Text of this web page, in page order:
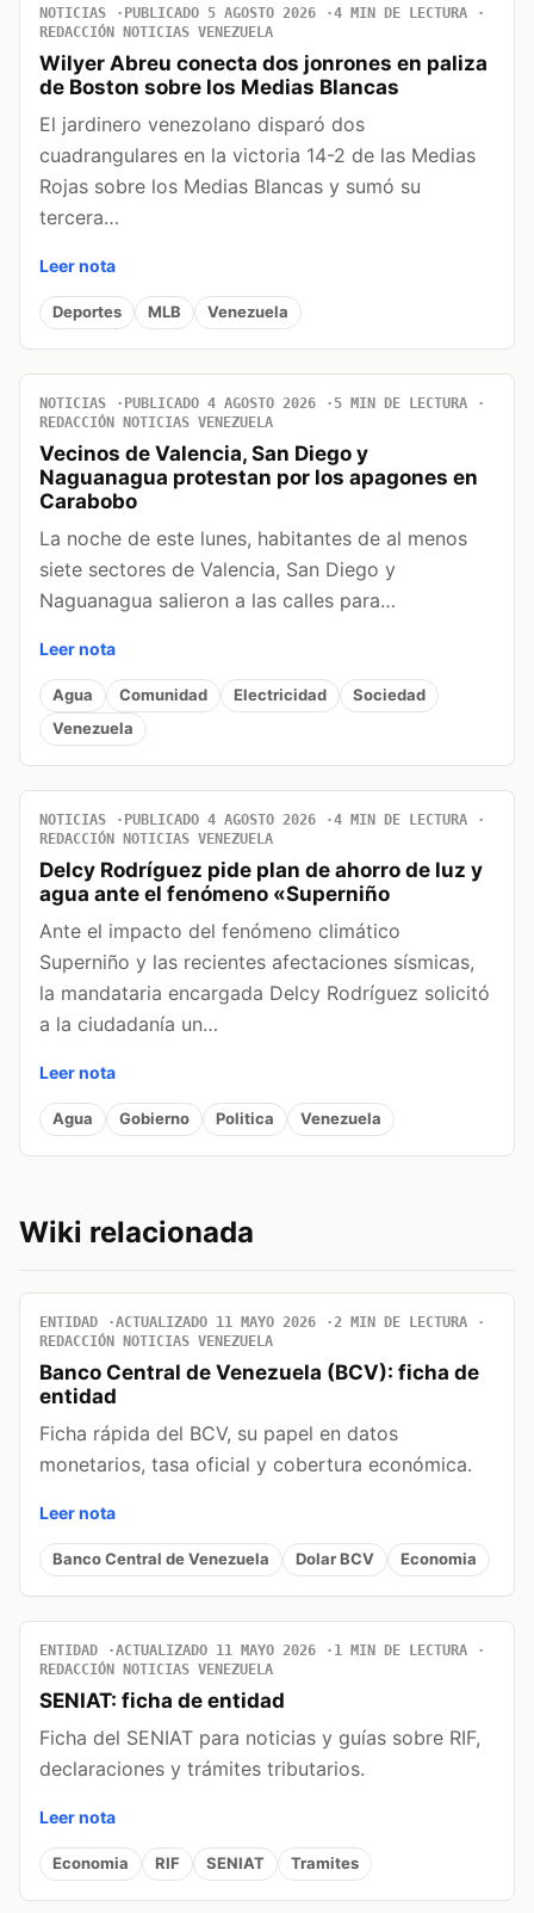
NOTICIAS PUBLICADO 5 AGOSTO 2026
4 MIN DE LECTURA
REDACCIÓN NOTICIAS VENEZUELA
Wilyer Abreu conecta dos jonrones en paliza
de Boston sobre los Medias Blancas
El jardinero venezolano disparó dos
cuadrangulares en la victoria 14-2 de las Medias
Rojas sobre los Medias Blancas y sumó su
tercera…
Leer nota
Deportes MLB Venezuela
NOTICIAS PUBLICADO 4 AGOSTO 2026
5 MIN DE LECTURA
REDACCIÓN NOTICIAS VENEZUELA
Vecinos de Valencia, San Diego y
Naguanagua protestan por los apagones en
Carabobo
La noche de este lunes, habitantes de al menos
siete sectores de Valencia, San Diego y
Naguanagua salieron a las calles para…
Leer nota
Agua Comunidad Electricidad
Sociedad
Venezuela
NOTICIAS PUBLICADO 4 AGOSTO 2026
4 MIN DE LECTURA
REDACCIÓN NOTICIAS VENEZUELA
Delcy Rodríguez pide plan de ahorro de luz y
agua ante el fenómeno «Superniño
Ante el impacto del fenómeno climático
Superniño y las recientes afectaciones sísmicas,
la mandataria encargada Delcy Rodríguez solicitó
a la ciudadanía un…
Leer nota
Agua Gobierno Politica Venezuela
Wiki relacionada
ENTIDAD ACTUALIZADO 11 MAYO 2026
2 MIN DE LECTURA
REDACCIÓN NOTICIAS VENEZUELA
Banco Central de Venezuela (BCV): ficha de
entidad
Ficha rápida del BCV, su papel en datos
monetarios, tasa oficial y cobertura económica.
Leer nota
Banco Central de Venezuela Dolar BCV Economia
ENTIDAD ACTUALIZADO 11 MAYO 2026
1 MIN DE LECTURA
REDACCIÓN NOTICIAS VENEZUELA
SENIAT: ficha de entidad
Ficha del SENIAT para noticias y guías sobre RIF,
declaraciones y trámites tributarios.
Leer nota
Economia RIF SENIAT Tramites